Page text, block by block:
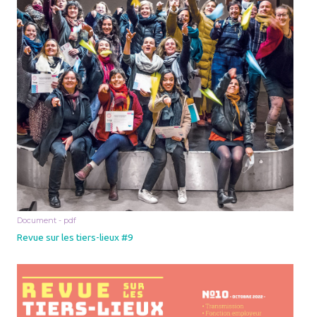
Document - pdf
Revue sur les tiers-lieux #9